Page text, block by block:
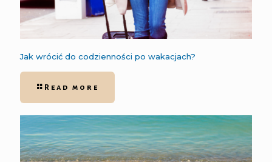
Jak wrócić do codzienności po wakacjach?
Read more